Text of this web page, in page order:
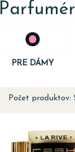
PRE DÁMY
Počet produktov: